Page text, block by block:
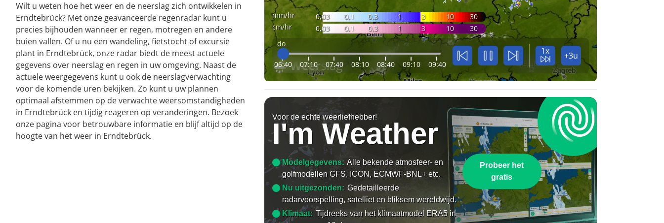
Wilt u weten hoe het weer en de neerslag zich ontwikkelen in
Erndtebrück? Met onze geavanceerde regenradar kunt u
precies bijhouden wanneer er regen, motregen en andere
buien vallen. Of u nu een wandeling, fietstocht of excursie
plant in Erndtebrück, onze radar biedt de meest actuele
gegevens over neerslag en regen in uw omgeving. Naast de
actuele weergegevens kunt u ook de neerslagverwachting
voor de komende uren bekijken. Zo kunt u uw plannen
optimaal afstemmen op de verwachte weersomstandigheden
in Erndtebrück en tijdig reageren op veranderingen. Bezoek
onze pagina voor betrouwbare informatie en blijf altijd op de
hoogte van het weer in Erndtebrück.
mm/hr 0,03 0,1 0,3 1 3 10
30
cm/hr
0,03 0,1 0,3 1 3 10
30
do
06:40 07:10 07:40 08:10 08:40 09:10 09:40
1x +3u
Voor de echte weerliefhebber!
I'm Weather
Modelgegevens: Alle bekende atmosfeer- en
golfmodellen GFS, ICON, ECMWF-BNL+ etc.
Nu uitgezonden: Gedetailleerde
radarvoorspelling, satelliet en bliksem wereldwijd.
Klimaat: Tijdreeks van het klimaatmodel ERA5 in
Probeer het
gratis